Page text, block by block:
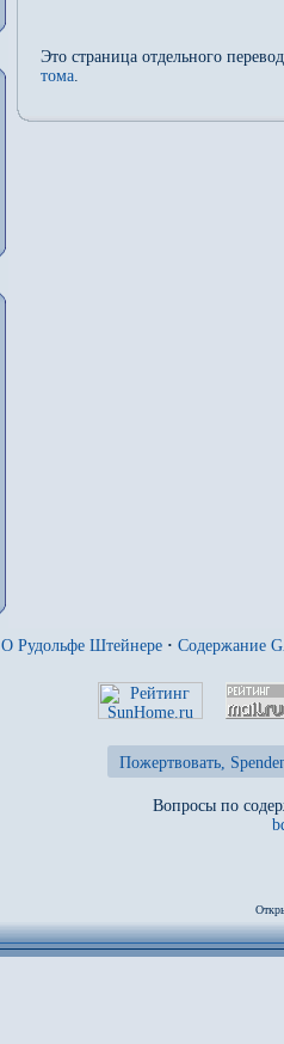
Это страница отдельного
тома
О Рудольфе Штейнере · Содержание
Пожертвовать,
Вопросы по